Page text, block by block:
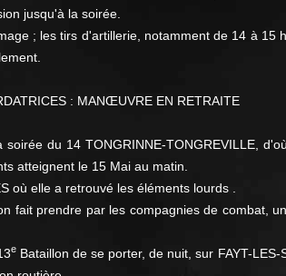
jusqu'à la soirée.
; les tirs d'artillerie, notamment de 14 à
: MANŒUVRE EN RETRAITE
du 14 TONGRINNE-TONGREVILLE,
atteignent le 15 Mai au matin.
où elle a retrouvé les éléments lourds .
fait prendre par les compagnies de combat,
eBataillon de se porter, de nuit, sur FAYT-